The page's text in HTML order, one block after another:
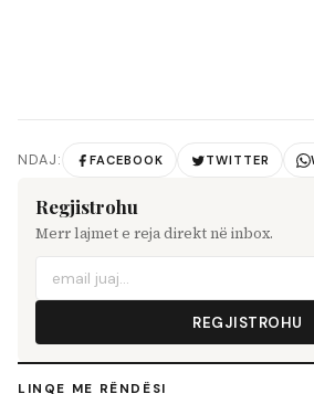
NDAJ: FACEBOOK TWITTER
Regjistrohu
Merr lajmet e reja direkt në inbox.
REGJISTROHU
LINQE ME RËNDËSI